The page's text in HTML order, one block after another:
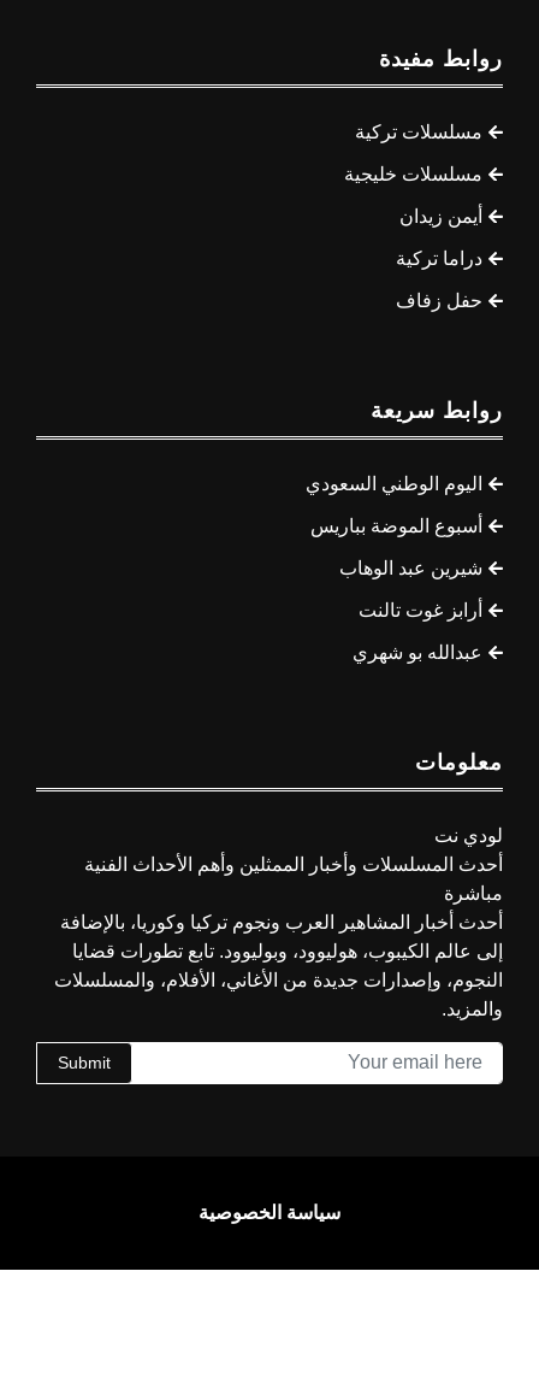
روابط مفيدة
مسلسلات تركية
مسلسلات خليجية
أيمن زيدان
دراما تركية
حفل زفاف
روابط سريعة
اليوم الوطني السعودي
أسبوع الموضة بباريس
شيرين عبد الوهاب
أرابز غوت تالنت
عبدالله بو شهري
معلومات
لودي نت
أحدث المسلسلات وأخبار الممثلين وأهم الأحداث الفنية
مباشرة
أحدث أخبار المشاهير العرب ونجوم تركيا وكوريا، بالإضافة
إلى عالم الكيبوب، هوليوود، وبوليوود. تابع تطورات قضايا
النجوم، وإصدارات جديدة من الأغاني، الأفلام، والمسلسلات
والمزيد.
Submit
سياسة الخصوصية